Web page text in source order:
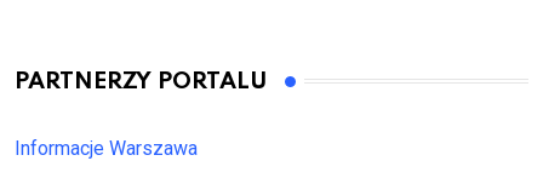
PARTNERZY PORTALU
Informacje Warszawa